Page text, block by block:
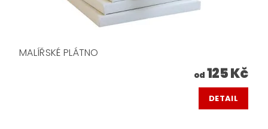
MALÍŘSKÉ PLÁTNO
od 125 Kč
DETAIL